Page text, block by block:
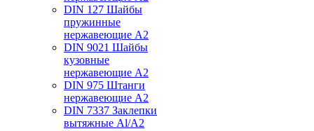
DIN 127 Шайбы
пружинные
нержавеющие А2
DIN 9021 Шайбы
кузовные
нержавеющие А2
DIN 975 Штанги
нержавеющие А2
DIN 7337 Заклепки
вытяжные Al/A2